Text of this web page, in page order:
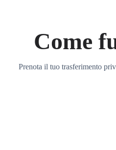
Come
Prenota il tuo trasferimento